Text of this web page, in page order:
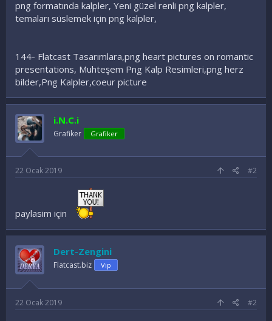
png formatında kalpler, Yeni güzel renli png kalpler,
temaları süslemek için png kalpler,
144- Flatcast Tasarımlara,png heart pictures on romantic
presentations, Muhteşem Png Kalp Resimleri,png herz
bilder,Png Kalpler,coeur picture
i.N.C.i
Grafiker Grafiker
22 Ocak 2019 #2
paylasim için
Dert-Zengini
Flatcast.biz Vip
22 Ocak 2019 #2